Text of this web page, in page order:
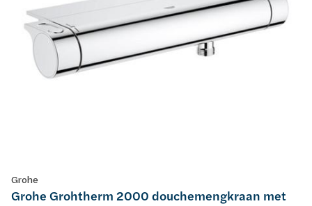
Grohe
Grohe Grohtherm 2000 douchemengkraan met